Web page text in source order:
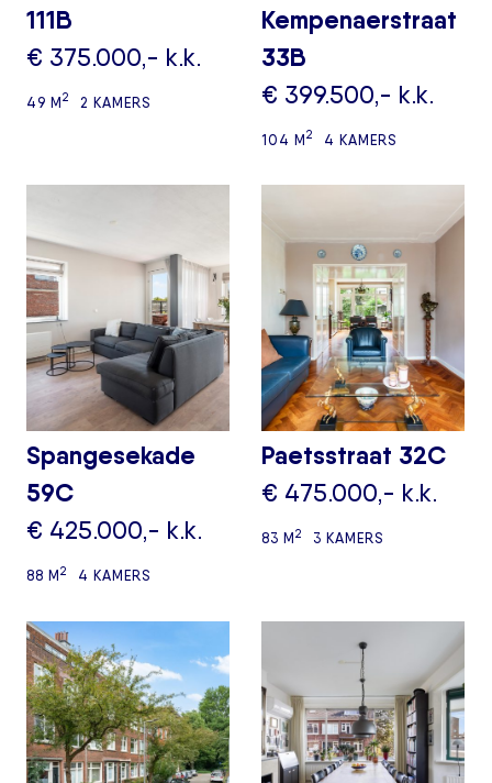
111B
€ 375.000,- k.k.
49 M2 2 KAMERS
Kempenaerstraat
33B
€ 399.500,- k.k.
104 M2 4 KAMERS
Spangesekade
59C
€ 425.000,- k.k.
88 M2 4 KAMERS
Paetsstraat 32C
€ 475.000,- k.k.
83 M2 3 KAMERS